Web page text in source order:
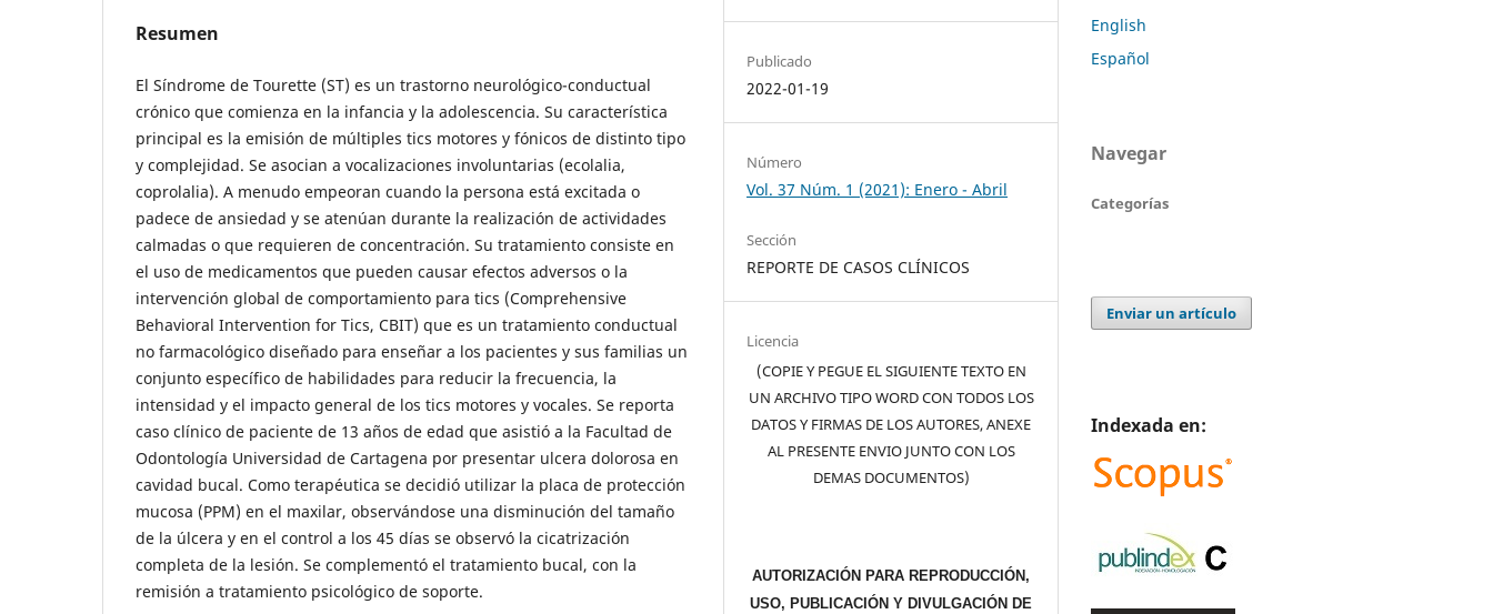
Resumen
El Síndrome de Tourette (ST) es un trastorno neurológico-conductual
crónico que comienza en la infancia y la adolescencia. Su característica
principal es la emisión de múltiples tics motores y fónicos de distinto tipo
y complejidad. Se asocian a vocalizaciones involuntarias (ecolalia,
coprolalia). A menudo empeoran cuando la persona está excitada o
padece de ansiedad y se atenúan durante la realización de actividades
calmadas o que requieren de concentración. Su tratamiento consiste en
el uso de medicamentos que pueden causar efectos adversos o la
intervención global de comportamiento para tics (Comprehensive
Behavioral Intervention for Tics, CBIT) que es un tratamiento conductual
no farmacológico diseñado para enseñar a los pacientes y sus familias un
conjunto específico de habilidades para reducir la frecuencia, la
intensidad y el impacto general de los tics motores y vocales. Se reporta
caso clínico de paciente de 13 años de edad que asistió a la Facultad de
Odontología Universidad de Cartagena por presentar ulcera dolorosa en
cavidad bucal. Como terapéutica se decidió utilizar la placa de protección
mucosa (PPM) en el maxilar, observándose una disminución del tamaño
de la úlcera y en el control a los 45 días se observó la cicatrización
completa de la lesión. Se complementó el tratamiento bucal, con la
remisión a tratamiento psicológico de soporte.
Publicado
2022-01-19
Número
Vol. 37 Núm. 1 (2021): Enero - Abril
Sección
REPORTE DE CASOS CLÍNICOS
Licencia
(COPIE Y PEGUE EL SIGUIENTE TEXTO EN
UN ARCHIVO TIPO WORD CON TODOS LOS
DATOS Y FIRMAS DE LOS AUTORES, ANEXE
AL PRESENTE ENVIO JUNTO CON LOS
DEMAS DOCUMENTOS)
AUTORIZACIÓN PARA REPRODUCCIÓN,
USO, PUBLICACIÓN Y DIVULGACIÓN DE
English
Español
Navegar
Categorías
Enviar un artículo
Indexada en: